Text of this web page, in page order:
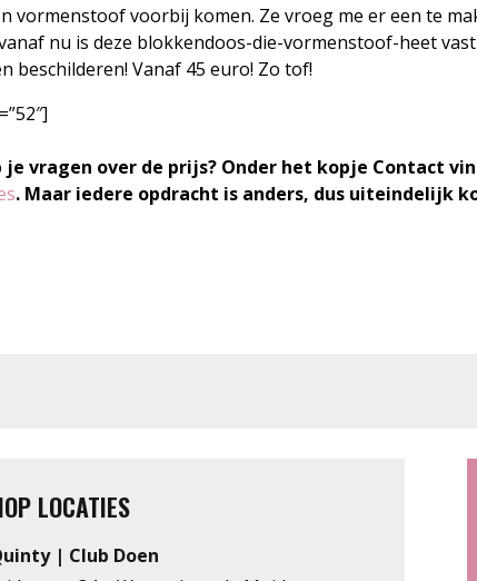
vormenstoof voorbij komen. Ze vroeg me er een te
nu is deze blokkendoos-die-vormenstoof-heet
beschilderen! Vanaf 45 euro! Zo tof!
je vragen over de prijs? Onder het kopje Contact
. Maar iedere opdracht is anders, dus uiteindelijk
LOCATIES
| Club Doen